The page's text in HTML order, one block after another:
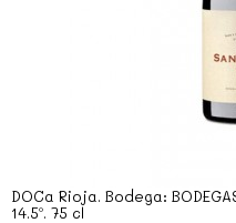
DOCa Rioja. Bodega:
14.5º. 75 cl